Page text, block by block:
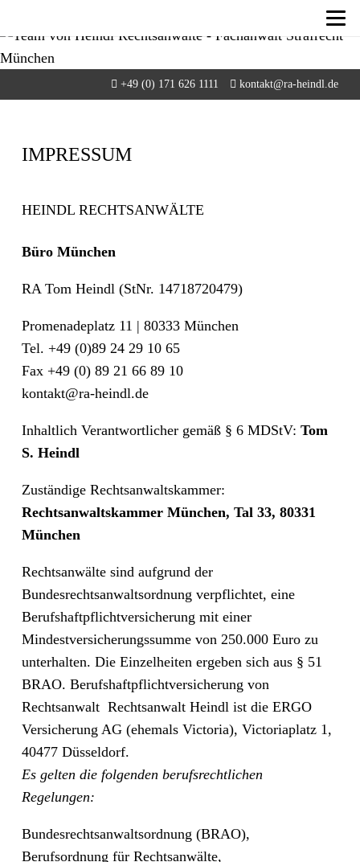
+49 (0) 171 626 1111 kontakt@ra-heindl.de
IMPRESSUM
HEINDL RECHTSANWÄLTE
Büro München
RA Tom Heindl (StNr. 14718720479)
Promenadeplatz 11 | 80333 München
Tel. +49 (0)89 24 29 10 65
Fax +49 (0) 89 21 66 89 10
kontakt@ra-heindl.de
Inhaltlich Verantwortlicher gemäß § 6 MDStV: Tom
S. Heindl
Zuständige Rechtsanwaltskammer:
Rechtsanwaltskammer München, Tal 33, 80331
München
Rechtsanwälte sind aufgrund der
Bundesrechtsanwaltsordnung verpflichtet, eine
Berufshaftpflichtversicherung mit einer
Mindestversicherungssumme von 250.000 Euro zu
unterhalten. Die Einzelheiten ergeben sich aus § 51
BRAO. Berufshaftpflichtversicherung von
Rechtsanwalt Rechtsanwalt Heindl ist die ERGO
Versicherung AG (ehemals Victoria), Victoriaplatz 1,
40477 Düsseldorf.
Es gelten die folgenden berufsrechtlichen
Regelungen:
Bundesrechtsanwaltsordnung (BRAO),
Berufsordnung für Rechtsanwälte,